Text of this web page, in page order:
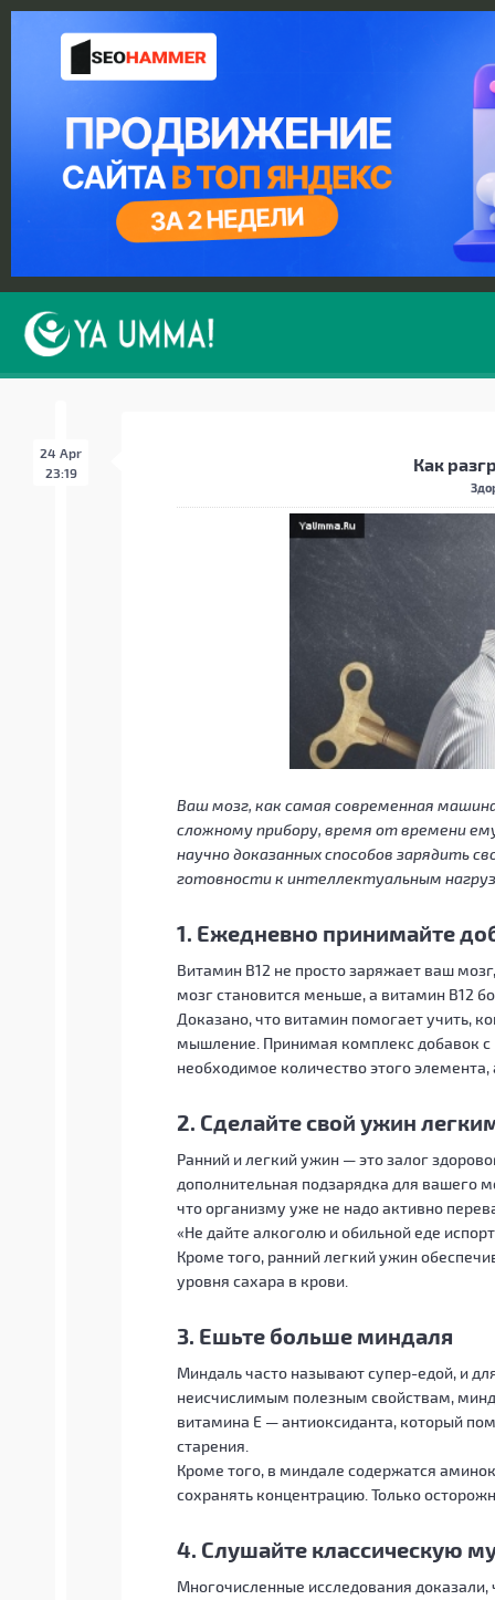
24 Apr
23:19
Как
Ваш мозг, как самая современная
сложному прибору, время от времени
научно доказанных способов зарядить
готовности к интеллектуальным
1. Ежедневно принимайте
Витамин B12 не просто заряжает ваш
мозг становится меньше, а витамин B12
Доказано, что витамин помогает учить,
мышление. Принимая комплекс добавок
необходимое количество этого
2. Сделайте свой ужин
Ранний и легкий ужин — это залог
дополнительная подзарядка для вашего
что организму уже не надо активно
«Не дайте алкоголю и обильной еде
Кроме того, ранний легкий ужин
уровня сахара в крови.
3. Ешьте больше миндаля
Миндаль часто называют супер-едой, и
неисчислимым полезным свойствам,
витамина E — антиоксиданта, который
старения.
Кроме того, в миндале содержатся
сохранять концентрацию. Только
4. Слушайте классическую
Многочисленные исследования